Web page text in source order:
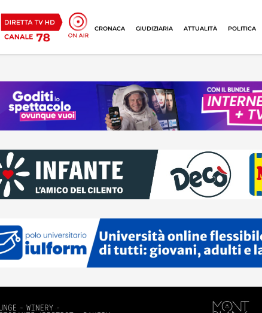
CRONACA GIUDIZIARIA ATTUALITÀ POLITICA